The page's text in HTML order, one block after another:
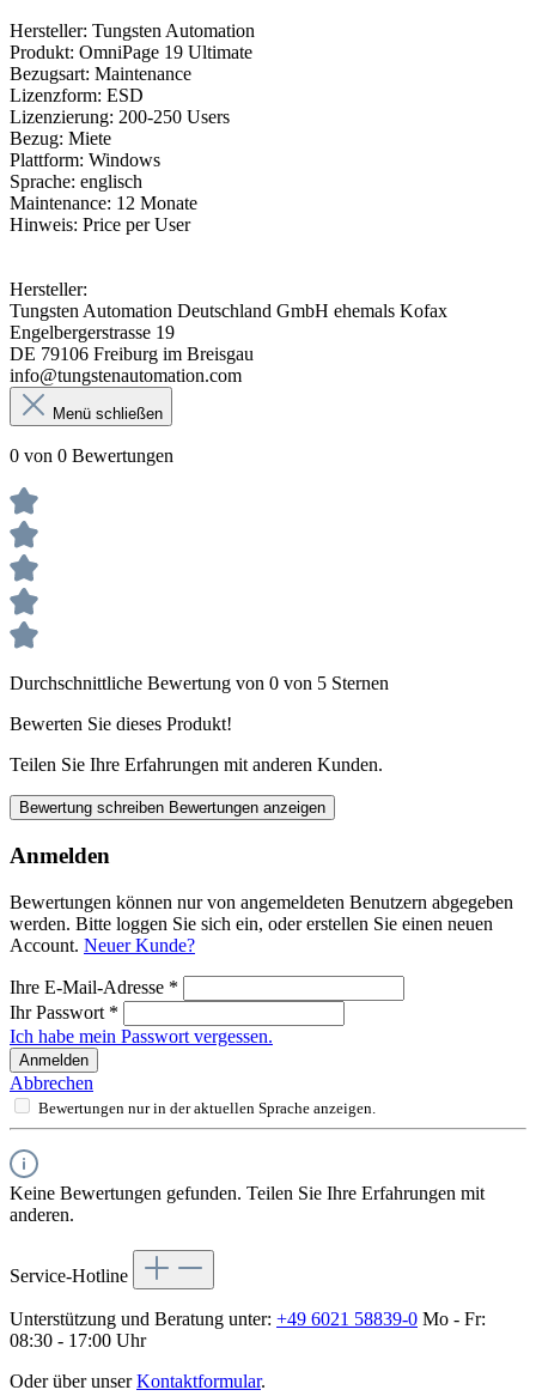
Hersteller: Tungsten Automation
Produkt: OmniPage 19 Ultimate
Bezugsart: Maintenance
Lizenzform: ESD
Lizenzierung: 200-250 Users
Bezug: Miete
Plattform: Windows
Sprache: englisch
Maintenance: 12 Monate
Hinweis: Price per User
Hersteller:
Tungsten Automation Deutschland GmbH ehemals Kofax
Engelbergerstrasse 19
DE 79106 Freiburg im Breisgau
info@tungstenautomation.com
Menü schließen
0 von 0 Bewertungen
Durchschnittliche Bewertung von 0 von 5 Sternen
Bewerten Sie dieses Produkt!
Teilen Sie Ihre Erfahrungen mit anderen Kunden.
Bewertung schreiben Bewertungen anzeigen
Anmelden
Bewertungen können nur von angemeldeten Benutzern abgegeben
werden. Bitte loggen Sie sich ein, oder erstellen Sie einen neuen
Account. Neuer Kunde?
Ihre E-Mail-Adresse *
Ihr Passwort *
Ich habe mein Passwort vergessen.
Anmelden
Abbrechen
Bewertungen nur in der aktuellen Sprache anzeigen.
Keine Bewertungen gefunden. Teilen Sie Ihre Erfahrungen mit
anderen.
Service-Hotline
Unterstützung und Beratung unter: +49 6021 58839-0 Mo - Fr:
08:30 - 17:00 Uhr
Oder über unserKontaktformular.